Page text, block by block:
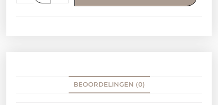
BEOORDELINGEN (0)